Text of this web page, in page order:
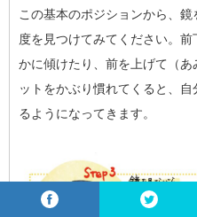
この基本のポジションから、
度を見つけてみてください。
かに傾けたり、前を上げて（
ットをかぶり慣れてくると、
るようになってきます。